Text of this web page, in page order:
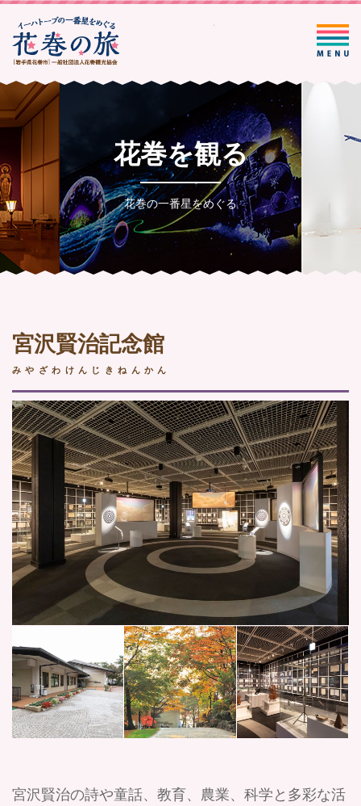
一般社団法人花巻観光協
花巻を観る
花巻の一番星をめぐる
宮沢賢治記念館
みやざわけんじきねんかん
宮沢賢治の詩や童話、教育、農業、科学と多彩な活